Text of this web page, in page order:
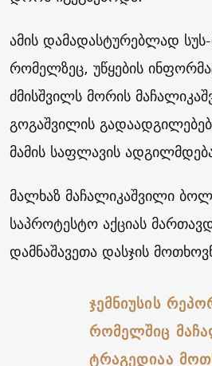
ამის დამადასტურებლად
რომელზეც, უწყების
ძმისშვილს მორის
გოგაშვილის
მამის საფლავის
მალხაზ მაჩალიკაშვილი
საპროტესტო აქციას
დამნაშავეთა დასჯის
ჯემნიუსის
რომელშიც
ტრაგედიაა